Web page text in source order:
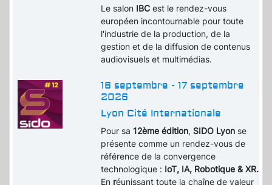
Le salon IBCest le rendez-vous
européen incontournable pour toute
l'industrie de la production, de la
gestion et de la diffusion de contenus
audiovisuels et multimédias.
16 septembre - 17 septembre
2026
Lyon Cité Internationale
Pour sa12ème édition, SIDO Lyon se
présente comme un rendez-vous de
référence de la convergence
technologique : IoT, IA, Robotique & XR.
En réunissant toute la chaîne de valeur